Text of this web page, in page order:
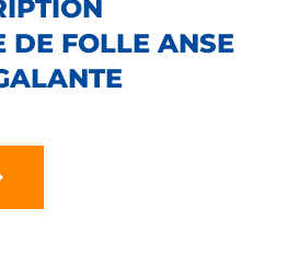
DE FOLLE ANSE